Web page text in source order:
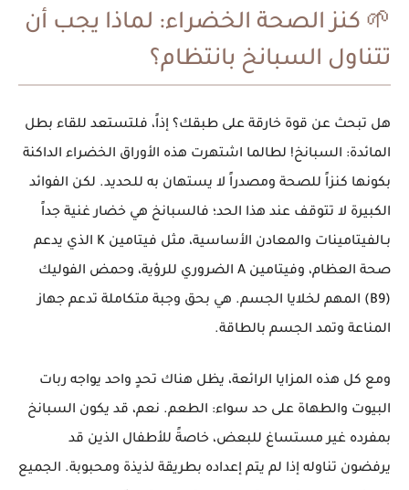
🌱 كنز الصحة الخضراء: لماذا يجب أن
تتناول السبانخ بانتظام؟
هل تبحث عن قوة خارقة على طبقك؟ إذاً، فلتستعد للقاء بطل
المائدة: السبانخ! لطالما اشتهرت هذه الأوراق الخضراء الداكنة
بكونها كنزاً للصحة ومصدراً لا يستهان به للحديد. لكن الفوائد
الكبيرة لا تتوقف عند هذا الحد؛ فالسبانخ هي خضار غنية جداً
بـالفيتامينات والمعادن
الأساسية، مثل فيتامين K الذي يدعم
صحة العظام، وفيتامين A الضروري للرؤية، وحمض الفوليك
(B9) المهم لخلايا الجسم. هي بحق وجبة متكاملة تدعم جهاز
المناعة وتمد الجسم بالطاقة.
ومع كل هذه المزايا الرائعة، يظل هناك تحدٍ واحد يواجه ربات
البيوت والطهاة على حد سواء: الطعم. نعم، قد يكون السبانخ
بمفرده غير مستساغ للبعض، خاصةً للأطفال الذين قد
يرفضون تناوله إذا لم يتم إعداده بطريقة لذيذة ومحبوبة. الجميع